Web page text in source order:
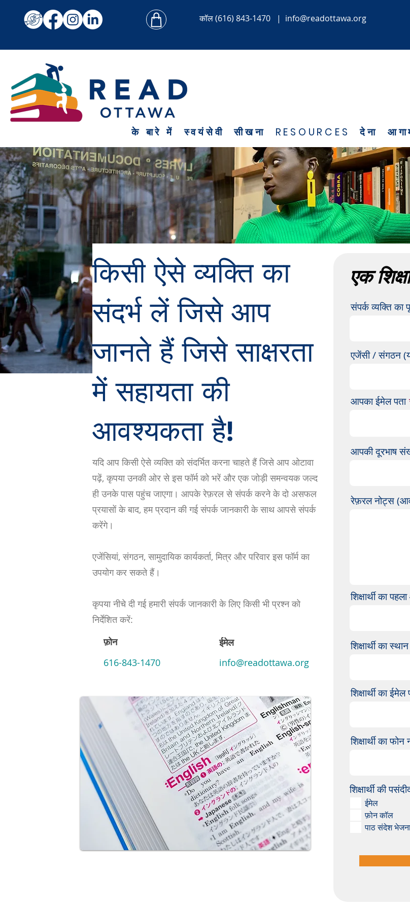
कॉल(616) 843-1470 | info@readottawa.org
के बारे में स्वयंसेवी सीखना RESOURCES देना
किसी ऐसे व्यक्ति का
संदर्भ लें जिसे आप
जानते हैं जिसे साक्षरता
में सहायता की
आवश्यकता है!
यदि आप किसी ऐसे व्यक्ति को संदर्भित करना चाहते हैं जिसे आप ओटावा
पढ़ें, कृपया उनकी ओर से इस फॉर्म को भरें और एक जोड़ी समन्वयक जल्द
ही उनके पास पहुंच जाएगा। आपके रेफ़रल से संपर्क करने के दो असफल
प्रयासों के बाद, हम प्रदान की गई संपर्क जानकारी के साथ आपसे संपर्क
करेंगे।
एजेंसियां, संगठन, सामुदायिक कार्यकर्ता, मित्र और परिवार इस फॉर्म का
उपयोग कर सकते हैं।
कृपया नीचे दी गई हमारी संपर्क जानकारी के लिए किसी भी प्रश्न को
निर्देशित करें:
फ़ोन
616-843-1470
ईमेल
info@readottawa.org
एक
संपर्क व्यक्ति का
एजेंसी / संगठन
आपका ईमेल पता
आपकी दूरभाष
रेफ़रल नोट्स
शिक्षार्थी का
शिक्षार्थी का
शिक्षार्थी का ईमेल
शिक्षार्थी का फोन
शिक्षार्थी की
ईमेल
फ़ोन कॉल
पाठ संदेश